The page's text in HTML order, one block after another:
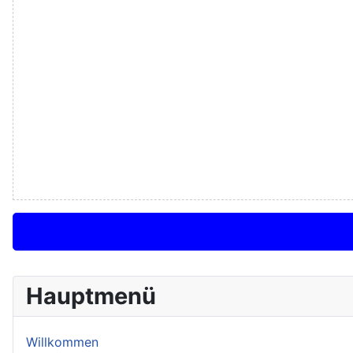
Hauptmenü
Willkommen